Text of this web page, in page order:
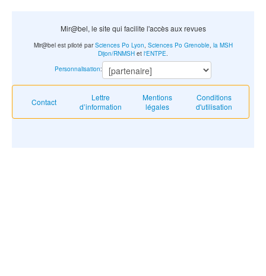
Mir@bel, le site qui facilite l'accès aux revues
Contact
Lettre
d’information
Mentions
légales
Conditions
d'utilisation
Mir@bel est piloté parSciences Po Lyon Sciences Po Grenoble, la MSH
Dijon/RNMSH et l'ENTPE
Personnalisation: